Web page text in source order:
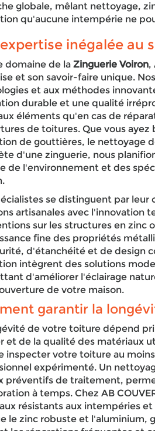
globale, mêlant nettoyage,
qu'aucune intempérie ne
inégalée au
domaine de laZinguerie Voiron,
et son savoir-faire unique.
et aux méthodes
durable et une qualité
éléments qu'en cas de
de toitures. Que vous
de gouttières, le nettoyage
d'une zinguerie, nous
de l'environnement et des
se distinguent par leur
artisanales avec l'innovation
sur les structures en zinc
fine des propriétés
d'étanchéité et de design
intègrent des solutions
d'améliorer l'éclairage
de votre maison.
garantir la
de votre toiture dépend
et de la qualité des matériaux
inspecter votre toiture au
expérimenté. Un
préventifs de traitement,
à temps. Chez AB
résistants aux intempéries
le zinc robuste et l'aluminium,